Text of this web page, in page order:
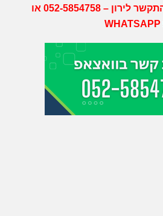
להרשמה לקורס ניתן להתקשר לירון – 052-5854758 או